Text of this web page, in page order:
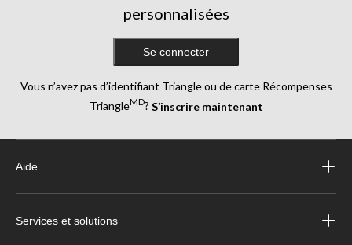
personnalisées
Se connecter
Vous n’avez pas d’identifiant Triangle ou de carte Récompenses
TriangleMD? S’inscrire maintenant
Aide
Services et solutions